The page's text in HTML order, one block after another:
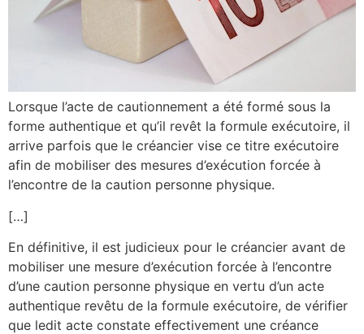
Lorsque l’acte de cautionnement a été formé sous la
forme authentique et qu’il revêt la formule exécutoire, il
arrive parfois que le créancier vise ce titre exécutoire
afin de mobiliser des mesures d’exécution forcée à
l’encontre de la caution personne physique.
[…]
En définitive, il est judicieux pour le créancier avant de
mobiliser une mesure d’exécution forcée à l’encontre
d’une caution personne physique en vertu d’un acte
authentique revêtu de la formule exécutoire, de vérifier
que ledit acte constate effectivement une créance